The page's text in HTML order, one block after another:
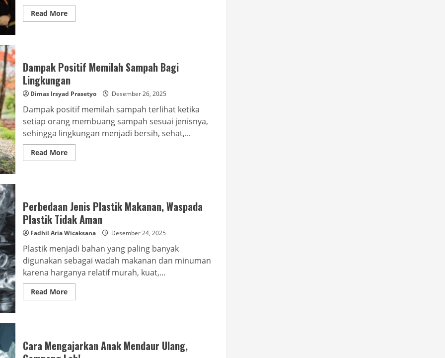
Read MoreRead
more
Manfaat
yang
Diketahui
Dampak Positif Memilah Sampah Bagi
Lingkungan
Dimas Irsyad Prasetyo Desember 26, 2025
Dampak positif memilah sampah terlihat ketika
setiap orang membuang sampah sesuai jenisnya,
sehingga lingkungan menjadi bersih, sehat,...
Read MoreRead
more
Bagi
Lingkungan
Perbedaan Jenis Plastik Makanan, Waspada
Plastik Tidak Aman
Fadhil Aria Wicaksana Desember 24, 2025
Plastik menjadi bahan yang paling banyak
digunakan sebagai wadah makanan dan minuman
karena harganya relatif murah, kuat,...
Read MoreRead
more
Waspada
Plastik
Tidak
Cara Mengajarkan Anak Mendaur Ulang,